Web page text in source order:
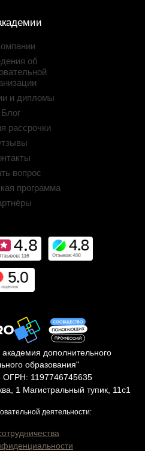
об
и дипломы
Блог
рассрочки
вопрос
программа
дополнительного
образования"
1197746745635
1 Магистральный тупик, 11с1
деятельности: